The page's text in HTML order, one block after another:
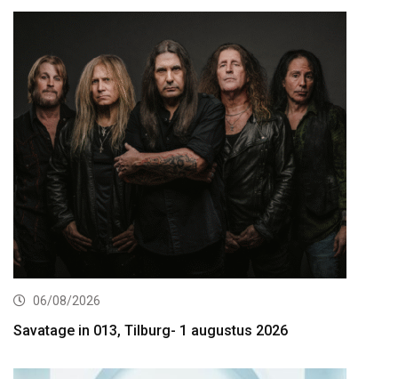
06/08/2026
Savatage in 013, Tilburg- 1 augustus 2026